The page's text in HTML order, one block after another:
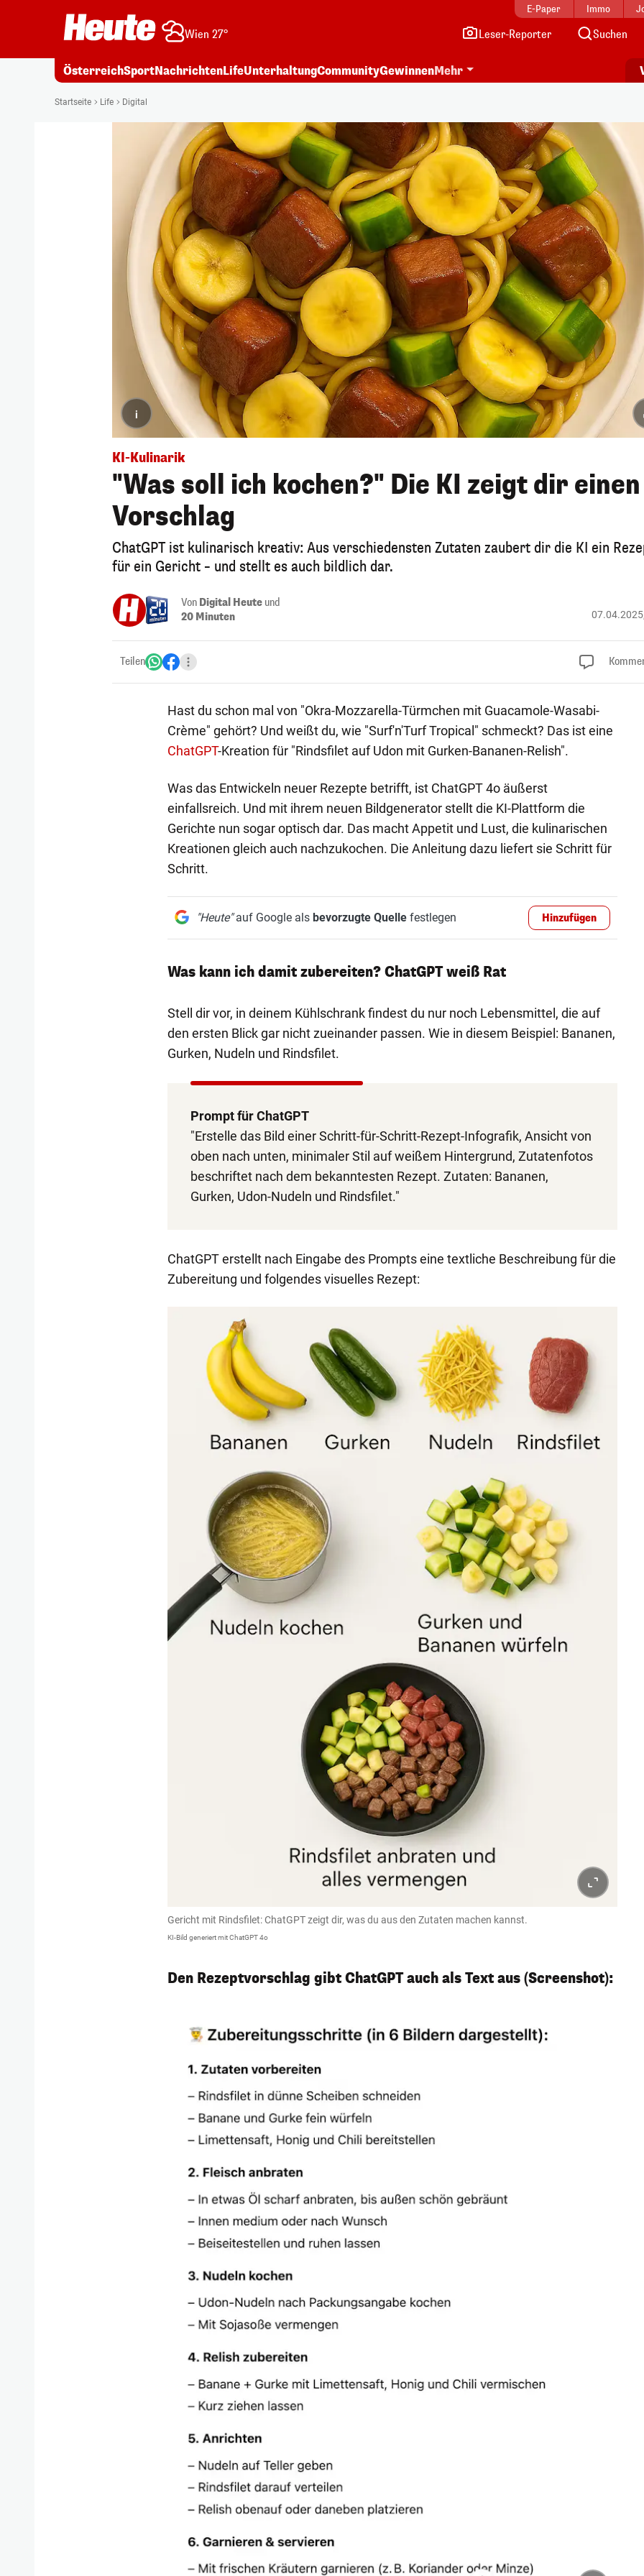
E-Paper Immo
Wien 27° Leser-Reporter Suchen
ÖsterreichSportNachrichtenLifeUnterhaltungCommunityGewinnenMehr
Startseite Life Digital
i
KI-Kulinarik
"Was soll ich kochen?" Die KI zeigt dir einen
Vorschlag
ChatGPT ist kulinarisch kreativ: Aus verschiedensten Zutaten zaubert dir die KI ein
für ein Gericht – und stellt es auch bildlich dar.
Von Digital Heute und
20 Minuten
Teilen
Hast du schon mal von "Okra-Mozzarella-Türmchen mit Guacamole-Wasabi-
Crème" gehört? Und weißt du, wie "Surf'n'Turf Tropical" schmeckt? Das ist eine
ChatGPT-Kreation für "Rindsfilet auf Udon mit Gurken-Bananen-Relish".
Was das Entwickeln neuer Rezepte betrifft, ist ChatGPT 4o äußerst
einfallsreich. Und mit ihrem neuen Bildgenerator stellt die KI-Plattform die
Gerichte nun sogar optisch dar. Das macht Appetit und Lust, die kulinarischen
Kreationen gleich auch nachzukochen. Die Anleitung dazu liefert sie Schritt für
Schritt.
"Heute"auf Google als bevorzugte Quellefestlegen Hinzufügen
Was kann ich damit zubereiten? ChatGPT weiß Rat
Stell dir vor, in deinem Kühlschrank findest du nur noch Lebensmittel, die auf
den ersten Blick gar nicht zueinander passen. Wie in diesem Beispiel: Bananen,
Gurken, Nudeln und Rindsfilet.
Prompt für ChatGPT
"Erstelle das Bild einer Schritt-für-Schritt-Rezept-Infografik, Ansicht von
oben nach unten, minimaler Stil auf weißem Hintergrund, Zutatenfotos
beschriftet nach dem bekanntesten Rezept. Zutaten: Bananen,
Gurken, Udon-Nudeln und Rindsfilet."
ChatGPT erstellt nach Eingabe des Prompts eine textliche Beschreibung für die
Zubereitung und folgendes visuelles Rezept:
Gericht mit Rindsfilet: ChatGPT zeigt dir, was du aus den Zutaten machen kannst.
KI-Bild generiert mit ChatGPT 4o
Den Rezeptvorschlag gibt ChatGPT auch als Text aus (Screenshot):